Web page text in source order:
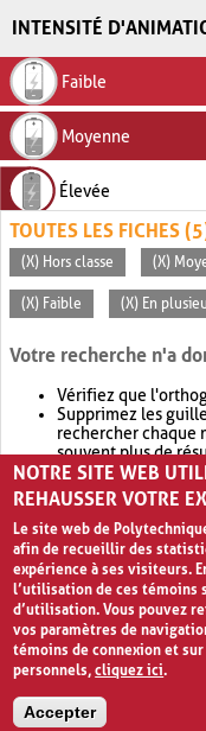
INTENSITÉ
Faible
Moyenne
Élevée
TOUTES LES FICHES
(X) Hors classe (X)
(X) Faible (X) En
Votre recherche n'a
Vérifiez que
Supprimez les
rechercher chaque
souvent plus de
Envisagez d'élargir
retournera souvent
NOTRE SITE WEB
REHAUSSER VOTRE
Le site web de
afin de recueillir des
expérience à ses visiteurs.
l’utilisation de ces témoins
d’utilisation. Vous pouvez
vos paramètres de
témoins de connexion et
personnels,cliquez ici.
Accepter